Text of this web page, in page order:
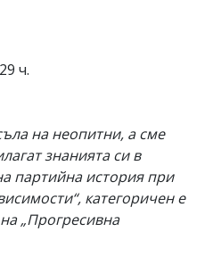
ч.
на неопитни, а сме
знанията си в
партийна история при
категоричен е
„Прогресивна